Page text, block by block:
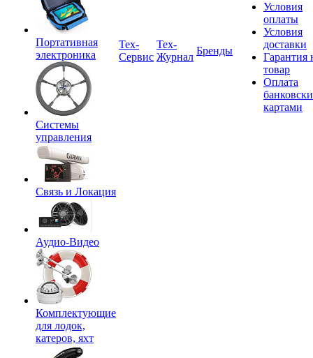
Портативная
электроника
Системы
управления
Связь и Локация
Аудио-Видео
Комплектующие
для лодок,
катеров, яхт
Tex-
Сервис
Тех-
Журнал
Бренды
Условия
оплаты
Условия
доставки
Гарантия
товар
Оплата
картами